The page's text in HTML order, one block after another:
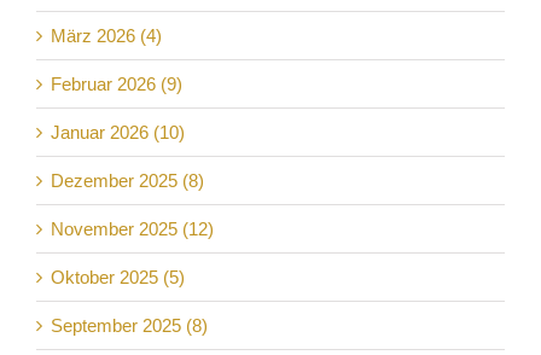
März 2026 (4)
Februar 2026 (9)
Januar 2026 (10)
Dezember 2025 (8)
November 2025 (12)
Oktober 2025 (5)
September 2025 (8)